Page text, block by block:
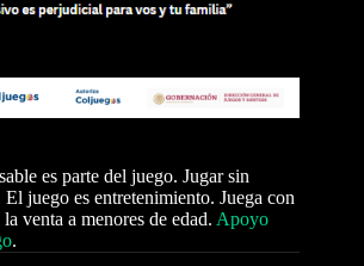
es parte del juego. Jugar sin
juego es entretenimiento. Juega con
venta a menores de edad. Apoyo
.